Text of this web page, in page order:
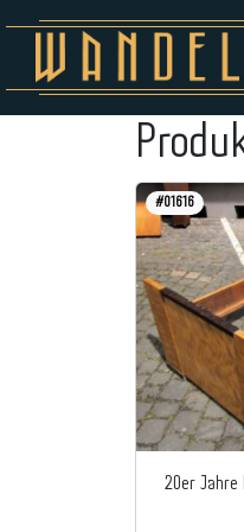
#01616
20er Jahre